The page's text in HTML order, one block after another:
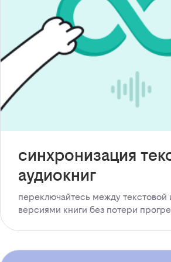
синхронизация
аудиокниг
переключайтесь между текстовой
версиями книги без потери